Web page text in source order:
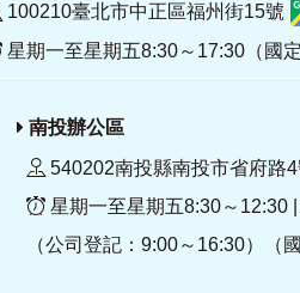
100210臺北市中正區福州街15號
星期一至星期五8:30～17:30（國定
南投辦公區
540202南投縣南投市省府路4
星期一至星期五8:30～12:30
（公司登記：9:00～16:30）（